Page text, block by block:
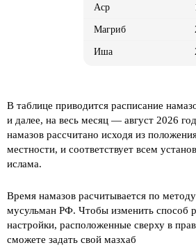
В таблице приводится расписание
и далее, на весь месяц — август 2026
намазов рассчитано исходя из
местности, и соответствует всем
ислама.
Время намазов расчитывается по
мусульман РФ. Чтобы изменить способ
настройки, расположенные сверху в
сможете задать свой мазхаб